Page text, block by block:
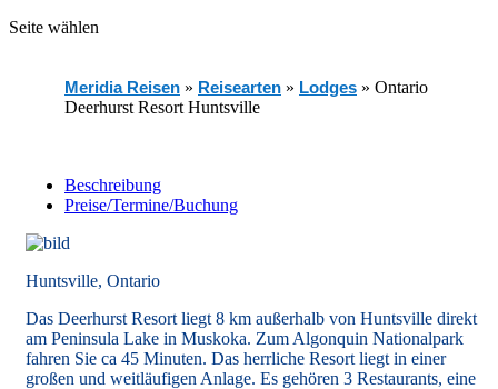
Seite wählen
Meridia Reisen » Reisearten » Lodges » Ontario
Deerhurst Resort Huntsville
Beschreibung
Preise/Termine/Buchung
Huntsville, Ontario
Das Deerhurst Resort liegt 8 km außerhalb von Huntsville direkt
am Peninsula Lake in Muskoka. Zum Algonquin Nationalpark
fahren Sie ca 45 Minuten. Das herrliche Resort liegt in einer
großen und weitläufigen Anlage. Es gehören 3 Restaurants, eine